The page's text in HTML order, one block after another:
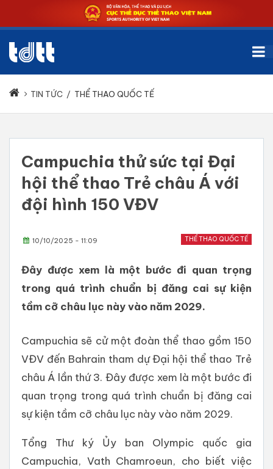
TIN TỨC / THỂ THAO QUỐC TẾ
Campuchia thử sức tại Đại
hội thể thao Trẻ châu Á với
đội hình 150 VĐV
THỂ THAO QUỐC TẾ
10/10/2025 - 11:09
Đây được xem là một bước đi quan trọng
trong quá trình chuẩn bị đăng cai sự kiện
tầm cỡ châu lục này vào năm 2029.
Campuchia sẽ cử một đoàn thể thao gồm 150
VĐV đến Bahrain tham dự Đại hội thể thao Trẻ
châu Á lần thứ 3. Đây được xem là một bước đi
quan trọng trong quá trình chuẩn bị đăng cai
sự kiện tầm cỡ châu lục này vào năm 2029.
Tổng Thư ký Ủy ban Olympic quốc gia
Campuchia, Vath Chamroeun, cho biết việc